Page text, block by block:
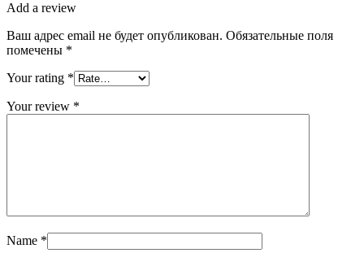
Add a review
Ваш адрес email не будет опубликован. Обязательные поля
помечены *
Your rating *
Your review *
Name *